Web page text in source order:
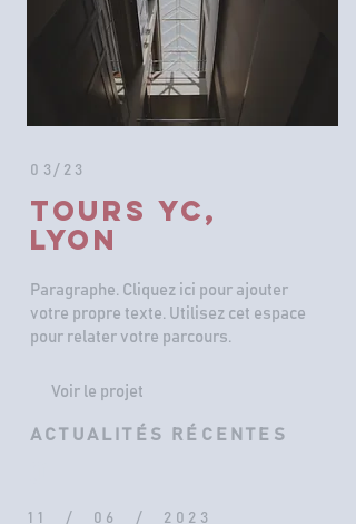
03/23
TOURS YC,
LYON
Paragraphe. Cliquez ici pour ajouter
votre propre texte. Utilisez cet espace
pour relater votre parcours.
Voir le projet
ACTUALITÉS RÉCENTES
11 / 06 / 2023